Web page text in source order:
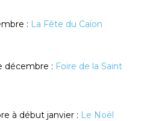
: La Fête du Caïon
décembre : Foire de la Saint
à début janvier : Le Noël